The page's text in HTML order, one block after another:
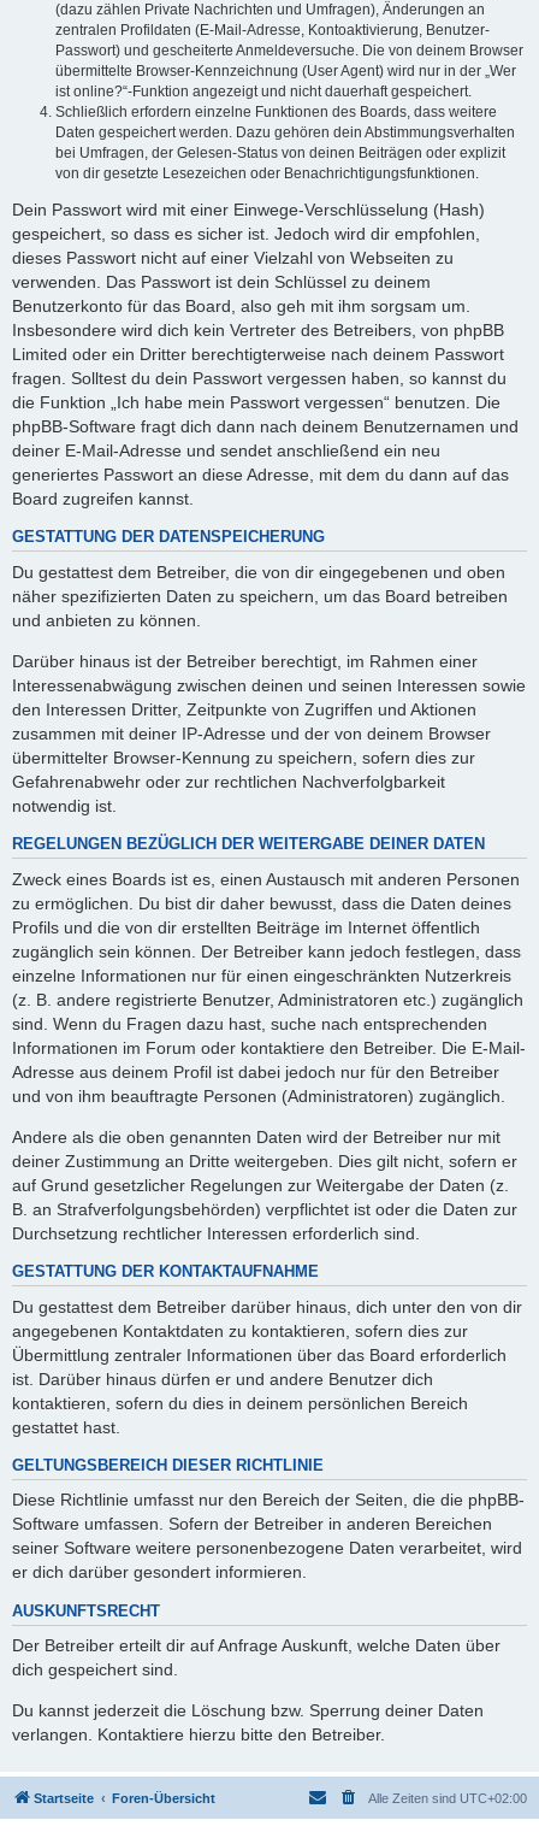
(dazu zählen Private Nachrichten und Umfragen), Änderungen an
zentralen Profildaten (E-Mail-Adresse, Kontoaktivierung, Benutzer-
Passwort) und gescheiterte Anmeldeversuche. Die von deinem Browser
übermittelte Browser-Kennzeichnung (User Agent) wird nur in der „Wer
ist online?“-Funktion angezeigt und nicht dauerhaft gespeichert.
Schließlich erfordern einzelne Funktionen des Boards, dass weitere
Daten gespeichert werden. Dazu gehören dein Abstimmungsverhalten
bei Umfragen, der Gelesen-Status von deinen Beiträgen oder explizit
von dir gesetzte Lesezeichen oder Benachrichtigungsfunktionen.
Dein Passwort wird mit einer Einwege-Verschlüsselung (Hash)
gespeichert, so dass es sicher ist. Jedoch wird dir empfohlen,
dieses Passwort nicht auf einer Vielzahl von Webseiten zu
verwenden. Das Passwort ist dein Schlüssel zu deinem
Benutzerkonto für das Board, also geh mit ihm sorgsam um.
Insbesondere wird dich kein Vertreter des Betreibers, von phpBB
Limited oder ein Dritter berechtigterweise nach deinem Passwort
fragen. Solltest du dein Passwort vergessen haben, so kannst du
die Funktion „Ich habe mein Passwort vergessen“ benutzen. Die
phpBB-Software fragt dich dann nach deinem Benutzernamen und
deiner E-Mail-Adresse und sendet anschließend ein neu
generiertes Passwort an diese Adresse, mit dem du dann auf das
Board zugreifen kannst.
GESTATTUNG DER DATENSPEICHERUNG
Du gestattest dem Betreiber, die von dir eingegebenen und oben
näher spezifizierten Daten zu speichern, um das Board betreiben
und anbieten zu können.
Darüber hinaus ist der Betreiber berechtigt, im Rahmen einer
Interessenabwägung zwischen deinen und seinen Interessen sowie
den Interessen Dritter, Zeitpunkte von Zugriffen und Aktionen
zusammen mit deiner IP-Adresse und der von deinem Browser
übermittelter Browser-Kennung zu speichern, sofern dies zur
Gefahrenabwehr oder zur rechtlichen Nachverfolgbarkeit
notwendig ist.
REGELUNGEN BEZÜGLICH DER WEITERGABE DEINER DATEN
Zweck eines Boards ist es, einen Austausch mit anderen Personen
zu ermöglichen. Du bist dir daher bewusst, dass die Daten deines
Profils und die von dir erstellten Beiträge im Internet öffentlich
zugänglich sein können. Der Betreiber kann jedoch festlegen, dass
einzelne Informationen nur für einen eingeschränkten Nutzerkreis
(z. B. andere registrierte Benutzer, Administratoren etc.) zugänglich
sind. Wenn du Fragen dazu hast, suche nach entsprechenden
Informationen im Forum oder kontaktiere den Betreiber. Die E-Mail-
Adresse aus deinem Profil ist dabei jedoch nur für den Betreiber
und von ihm beauftragte Personen (Administratoren) zugänglich.
Andere als die oben genannten Daten wird der Betreiber nur mit
deiner Zustimmung an Dritte weitergeben. Dies gilt nicht, sofern er
auf Grund gesetzlicher Regelungen zur Weitergabe der Daten (z.
B. an Strafverfolgungsbehörden) verpflichtet ist oder die Daten zur
Durchsetzung rechtlicher Interessen erforderlich sind.
GESTATTUNG DER KONTAKTAUFNAHME
Du gestattest dem Betreiber darüber hinaus, dich unter den von dir
angegebenen Kontaktdaten zu kontaktieren, sofern dies zur
Übermittlung zentraler Informationen über das Board erforderlich
ist. Darüber hinaus dürfen er und andere Benutzer dich
kontaktieren, sofern du dies in deinem persönlichen Bereich
gestattet hast.
GELTUNGSBEREICH DIESER RICHTLINIE
Diese Richtlinie umfasst nur den Bereich der Seiten, die die phpBB-
Software umfassen. Sofern der Betreiber in anderen Bereichen
seiner Software weitere personenbezogene Daten verarbeitet, wird
er dich darüber gesondert informieren.
AUSKUNFTSRECHT
Der Betreiber erteilt dir auf Anfrage Auskunft, welche Daten über
dich gespeichert sind.
Du kannst jederzeit die Löschung bzw. Sperrung deiner Daten
verlangen. Kontaktiere hierzu bitte den Betreiber.
Startseite Foren-Übersicht Alle Zeiten sind UTC+02:00